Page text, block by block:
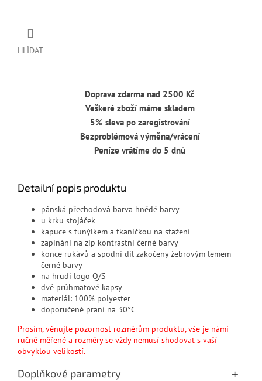
HLÍDAT
Doprava zdarma nad 2500 Kč
Veškeré zboží máme skladem
5% sleva po zaregistrování
Bezproblémová výměna/vrácení
Peníze vrátíme do 5 dnů
Detailní popis produktu
pánská přechodová barva hnědé barvy
u krku stojáček
kapuce s tunýlkem a tkaničkou na stažení
zapínání na zip kontrastní černé barvy
konce rukávů a spodní díl zakočeny žebrovým lemem
černé barvy
na hrudi logo Q/S
dvě průhmatové kapsy
materiál: 100% polyester
doporučené praní na 30°C
Prosím, věnujte pozornost rozměrům produktu, vše je námi
ručně měřené a rozměry se vždy nemusí shodovat s vaší
obvyklou velikostí.
Doplňkové parametry